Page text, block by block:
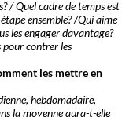
/ Quel cadre de temps est
ensemble? /Qui aime
les engager davantage?
pour contrer les
les mettre en
hebdomadaire,
la moyenne aura-t-elle